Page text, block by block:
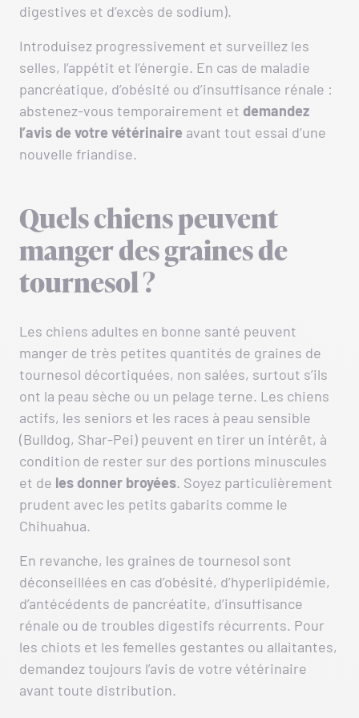
digestives et d’excès de sodium).
Introduisez progressivement et surveillez les
selles, l’appétit et l’énergie. En cas de maladie
pancréatique, d’obésité ou d’insuffisance rénale :
abstenez-vous temporairement et demandez
l’avis de votre vétérinaire avant tout essai d’une
nouvelle friandise.
Quels chiens peuvent
manger des graines de
tournesol ?
Les chiens adultes en bonne santé peuvent
manger de très petites quantités de graines de
tournesol décortiquées, non salées, surtout s’ils
ont la peau sèche ou un pelage terne. Les chiens
actifs, les seniors et les races à peau sensible
(Bulldog, Shar-Pei) peuvent en tirer un intérêt, à
condition de rester sur des portions minuscules
et de les donner broyées. Soyez particulièrement
prudent avec les petits gabarits comme le
Chihuahua.
En revanche, les graines de tournesol sont
déconseillées en cas d’obésité, d’hyperlipidémie,
d’antécédents de pancréatite, d’insuffisance
rénale ou de troubles digestifs récurrents. Pour
les chiots et les femelles gestantes ou allaitantes,
demandez toujours l’avis de votre vétérinaire
avant toute distribution.